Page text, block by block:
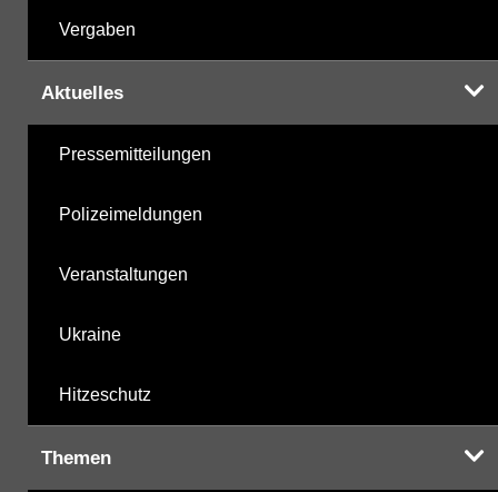
Vergaben
Aktuelles
Pressemitteilungen
Polizeimeldungen
Veranstaltungen
Ukraine
Hitzeschutz
Themen